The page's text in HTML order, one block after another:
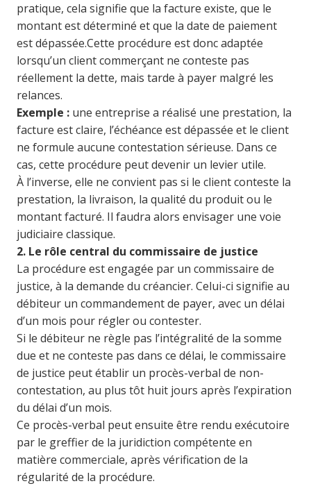
pratique, cela signifie que la facture existe, que le
montant est déterminé et que la date de paiement
est dépassée.Cette procédure est donc adaptée
lorsqu’un client commerçant ne conteste pas
réellement la dette, mais tarde à payer malgré les
relances.
Exemple : une entreprise a réalisé une prestation, la
facture est claire, l’échéance est dépassée et le client
ne formule aucune contestation sérieuse. Dans ce
cas, cette procédure peut devenir un levier utile.
À l’inverse, elle ne convient pas si le client conteste la
prestation, la livraison, la qualité du produit ou le
montant facturé. Il faudra alors envisager une voie
judiciaire classique.
2. Le rôle central du commissaire de justice
La procédure est engagée par un commissaire de
justice, à la demande du créancier. Celui-ci signifie au
débiteur un commandement de payer, avec un délai
d’un mois pour régler ou contester.
Si le débiteur ne règle pas l’intégralité de la somme
due et ne conteste pas dans ce délai, le commissaire
de justice peut établir un procès-verbal de non-
contestation, au plus tôt huit jours après l’expiration
du délai d’un mois.
Ce procès-verbal peut ensuite être rendu exécutoire
par le greffier de la juridiction compétente en
matière commerciale, après vérification de la
régularité de la procédure.